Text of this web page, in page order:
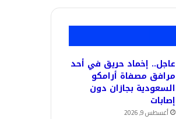
عاجل.. إخماد حريق في أحد
مرافق مصفاة أرامكو
السعودية بجازان دون
إصابات
أغسطس 9, 2026